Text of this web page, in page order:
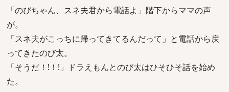
「のびちゃん、スネ夫君から電話よ」階下からママの声
が。
「スネ夫がこっちに帰ってきてるんだって」と電話から戻
ってきたのび太。
「そうだ！!！!」ドラえもんとのび太はひそひそ話を始め
た。